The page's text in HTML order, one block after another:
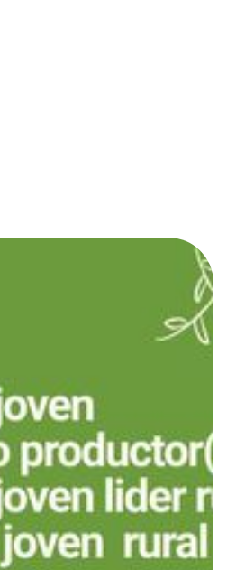
y Juventudes Rurales del
de Cooperación para la
las personas jóvenes que
encuesta destinada a
aspiraciones y
agroalimentarios.
un papel fundamental en
de la agricultura y el
muchas continúan
limitan su participación,
y su acceso a